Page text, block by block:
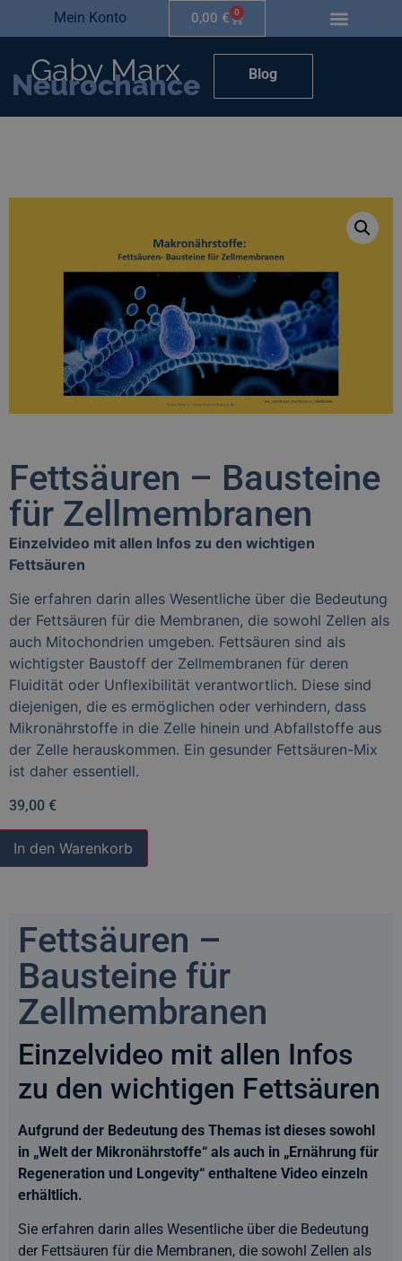
Mein Konto 0,00 € 0
Gaby Marx
Neurochance Blog
Fettsäuren – Bausteine
für Zellmembranen
Einzelvideo mit allen Infos zu den wichtigen
Fettsäuren
Sie erfahren darin alles Wesentliche über die Bedeutung
der Fettsäuren für die Membranen, die sowohl Zellen als
auch Mitochondrien umgeben. Fettsäuren sind als
wichtigster Baustoff der Zellmembranen für deren
Fluidität oder Unflexibilität verantwortlich. Diese sind
diejenigen, die es ermöglichen oder verhindern, dass
Mikronährstoffe in die Zelle hinein und Abfallstoffe aus
der Zelle herauskommen. Ein gesunder Fettsäuren-Mix
ist daher essentiell.
39,00 €
In den Warenkorb
Fettsäuren –
Bausteine für
Zellmembranen
Einzelvideo mit allen Infos
zu den wichtigen Fettsäuren
Aufgrund der Bedeutung des Themas ist dieses sowohl
in „Welt der Mikronährstoffe“ als auch in „Ernährung für
Regeneration und Longevity“ enthaltene Video einzeln
erhältlich.
Sie erfahren darin alles Wesentliche über die Bedeutung
der Fettsäuren für die Membranen, die sowohl Zellen als